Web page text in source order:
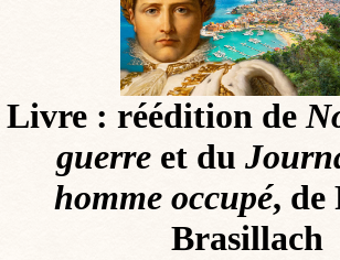
Livre : réédition de
guerreet du
homme occupé, de
Brasillach